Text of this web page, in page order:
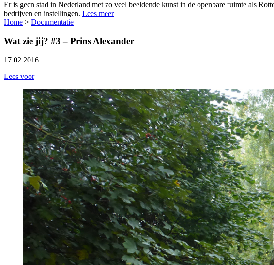
Er is geen stad in Nederland met zo veel beeldende kunst in de openbare ruimte als
bedrijven en instellingen. Lees meer
Home > Documentatie
Wat zie jij? #3 – Prins Alexander
17.02.2016
Lees voor